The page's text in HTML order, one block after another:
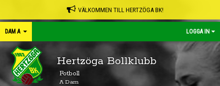
VÄLKOMMEN TILL HERTZÖGA BK!
DAM A LOGGA IN
Hertzöga Bollklubb
Fotboll
A Dam